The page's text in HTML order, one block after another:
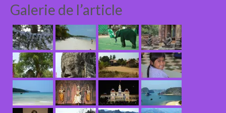
Galerie de l’article